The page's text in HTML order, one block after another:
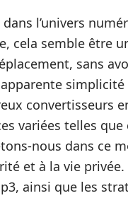
l’univers
cela semble être
sans
simplicité
convertisseurs
variées telles
nous dans ce
et à la vie
ainsi que les